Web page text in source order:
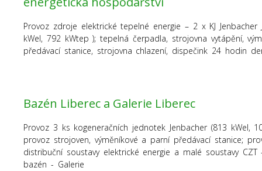
Provoz zdroje elektrické tepelné energie – 2 x KJ Jenbacher
kWel, 792 kWtep ); tepelná čerpadla, strojovna vytápění,
předávací stanice, strojovna chlazení, dispečink 24 hodin
Bazén Liberec a Galerie Liberec
Provoz 3 ks kogeneračních jednotek Jenbacher (813 kWel,
provoz strojoven, výměníkové a parní předávací stanice;
distribuční soustavy elektrické energie a malé soustavy
bazén - Galerie